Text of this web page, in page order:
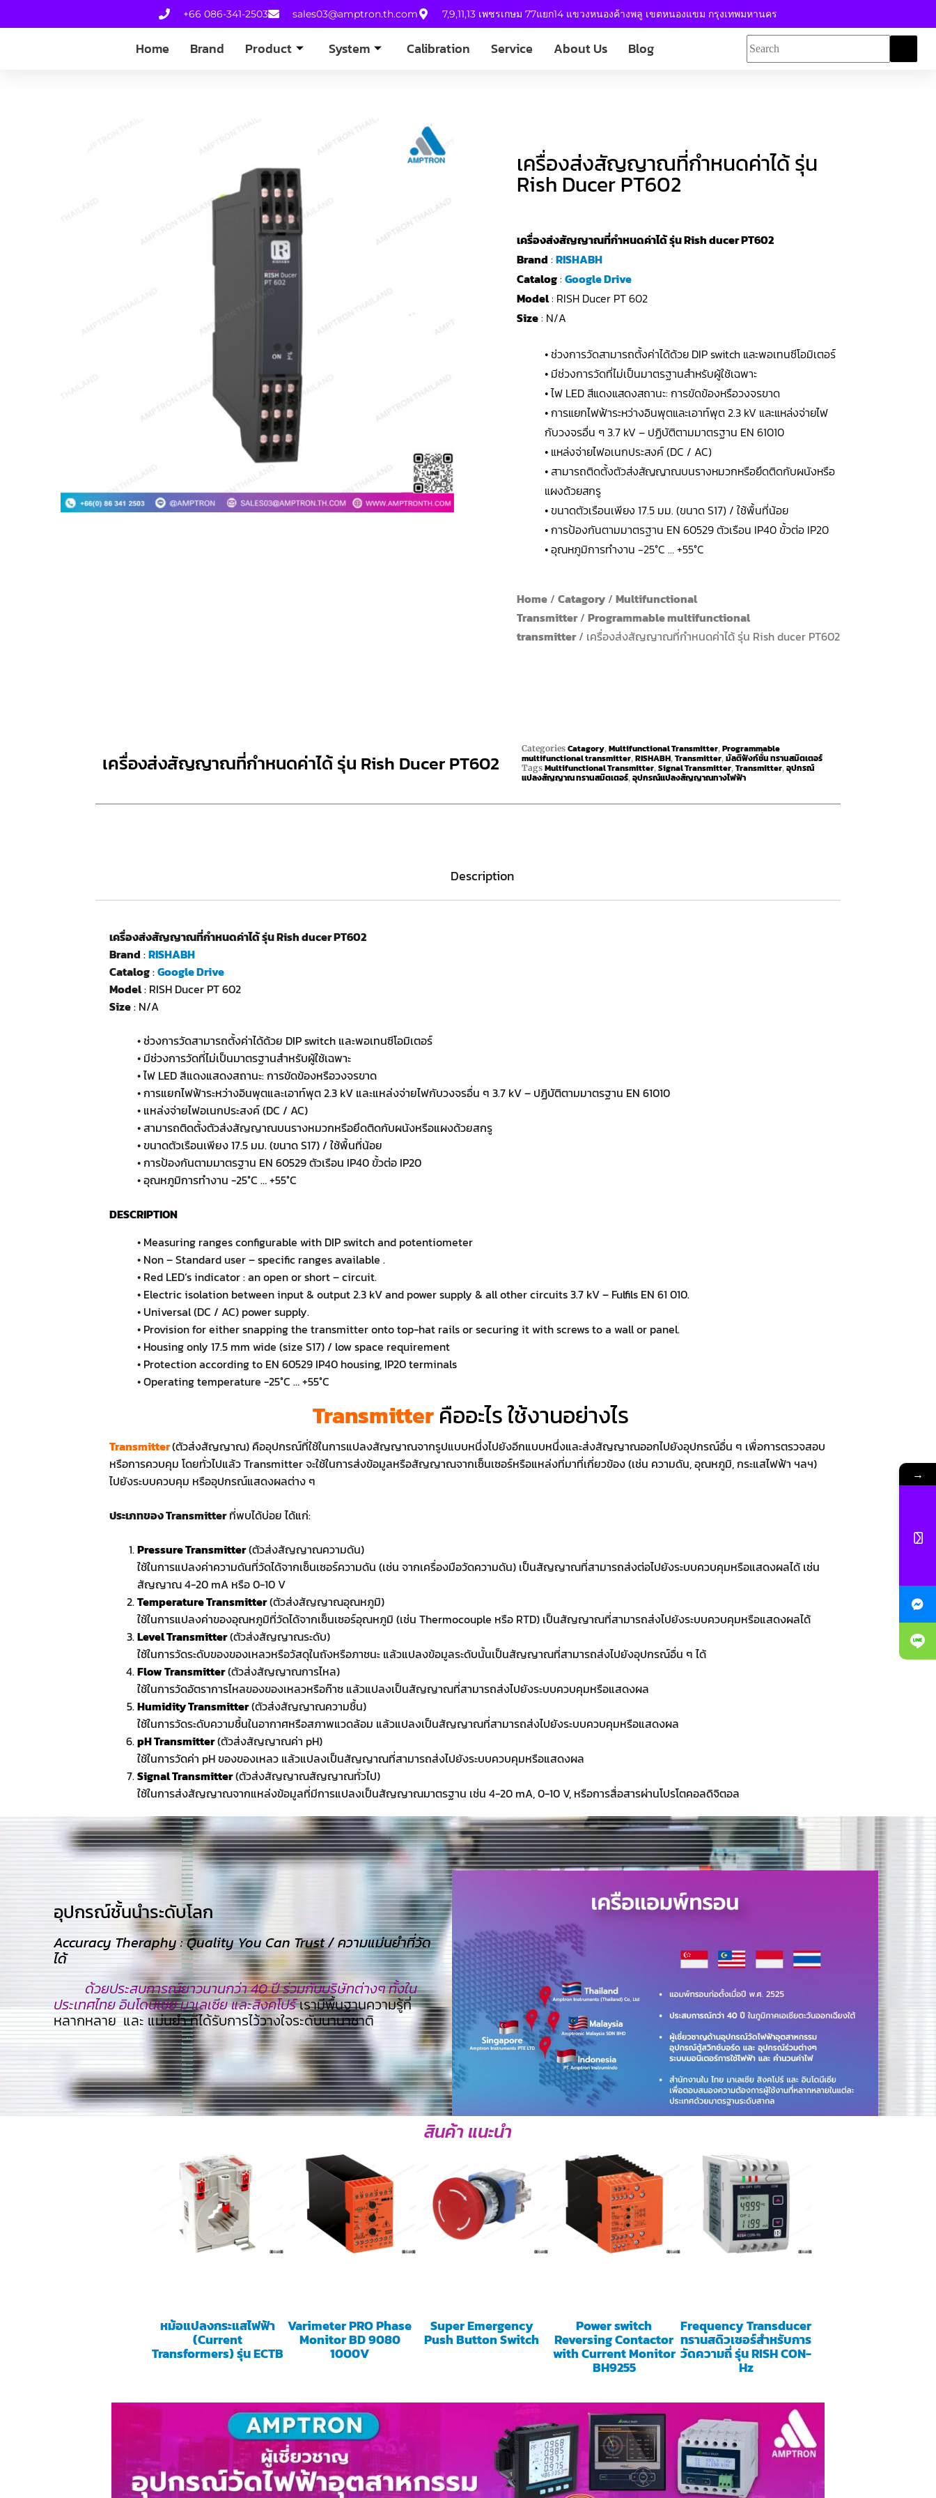
+66 086-341-2503 sales03@amptron.th.com 7,9,11,13 เพชรเกษม 77แยก14 แขวงหนองค้างพลู เขตหนองแขม กรุงเทพมหานคร
Home Brand Product System Calibration Service About Us Blog
เครื่องส่งสัญญาณที่กำหนดค่าได้ รุ่น
Rish Ducer PT602
เครื่องส่งสัญญาณที่กำหนดค่าได้ รุ่น Rish ducer PT602
Brand : RISHABH
Catalog: Google Drive
Model: RISH Ducer PT 602
Size: N/A
• ช่วงการวัดสามารถตั้งค่าได้ด้วย DIP switch และพอเทนซีโอมิเตอร์
• มีช่วงการวัดที่ไม่เป็นมาตรฐานสำหรับผู้ใช้เฉพาะ
• ไฟ LED สีแดงแสดงสถานะ: การขัดข้องหรือวงจรขาด
• การแยกไฟฟ้าระหว่างอินพุตและเอาท์พุต 2.3 kV และแหล่งจ่ายไฟ
กับวงจรอื่น ๆ 3.7 kV – ปฏิบัติตามมาตรฐาน EN 61010
• แหล่งจ่ายไฟอเนกประสงค์ (DC / AC)
• สามารถติดตั้งตัวส่งสัญญาณบนรางหมวกหรือยึดติดกับผนังหรือ
แผงด้วยสกรู
• ขนาดตัวเรือนเพียง 17.5 มม. (ขนาด S17) / ใช้พื้นที่น้อย
• การป้องกันตามมาตรฐาน EN 60529 ตัวเรือน IP40 ขั้วต่อ IP20
• อุณหภูมิการทำงาน -25°C … +55°C
Home / Catagory / Multifunctional
Transmitter/ Programmable multifunctional
transmitter/ เครื่องส่งสัญญาณที่กำหนดค่าได้ รุ่น Rish ducer PT602
เครื่องส่งสัญญาณที่กำหนดค่าได้ รุ่น Rish Ducer PT602
Categories Catagory,Multifunctional Transmitter,Programmable
multifunctional transmitter,RISHABH,Transmitter,มัลติฟังก์ชั่น ทรานสมิตเตอร์
Tags Multifunctional Transmitter,Signal Transmitter,Transmitter,อุปกรณ์
แปลงสัญญาณ ทรานสมิตเตอร์,อุปกรณ์แปลงสัญญาณทางไฟฟ้า
Description
เครื่องส่งสัญญาณที่กำหนดค่าได้ รุ่น Rish ducer PT602
Brand :RISHABH
Catalog:Google Drive
Model: RISH Ducer PT 602
Size: N/A
• ช่วงการวัดสามารถตั้งค่าได้ด้วย DIP switch และพอเทนซีโอมิเตอร์
• มีช่วงการวัดที่ไม่เป็นมาตรฐานสำหรับผู้ใช้เฉพาะ
• ไฟ LED สีแดงแสดงสถานะ: การขัดข้องหรือวงจรขาด
• การแยกไฟฟ้าระหว่างอินพุตและเอาท์พุต 2.3 kV และแหล่งจ่ายไฟกับวงจรอื่น ๆ 3.7 kV – ปฏิบัติตามมาตรฐาน EN 61010
• แหล่งจ่ายไฟอเนกประสงค์ (DC / AC)
• สามารถติดตั้งตัวส่งสัญญาณบนรางหมวกหรือยึดติดกับผนังหรือแผงด้วยสกรู
• ขนาดตัวเรือนเพียง 17.5 มม. (ขนาด S17) / ใช้พื้นที่น้อย
• การป้องกันตามมาตรฐาน EN 60529 ตัวเรือน IP40 ขั้วต่อ IP20
• อุณหภูมิการทำงาน -25°C … +55°C
DESCRIPTION
• Measuring ranges configurable with DIP switch and potentiometer
• Non – Standard user – specific ranges available .
• Red LED’s indicator : an open or short – circuit.
• Electric isolation between input & output 2.3 kV and power supply & all other circuits 3.7 kV – Fulfils EN 61 010.
• Universal (DC / AC) power supply.
• Provision for either snapping the transmitter onto top-hat rails or securing it with screws to a wall or panel.
• Housing only 17.5 mm wide (size S17) / low space requirement
• Protection according to EN 60529 IP40 housing, IP20 terminals
• Operating temperature -25°C … +55°C
Transmitterคืออะไร ใช้งานอย่างไร
Transmitter(ตัวส่งสัญญาณ) คืออุปกรณ์ที่ใช้ในการแปลงสัญญาณจากรูปแบบหนึ่งไปยังอีกแบบหนึ่งและส่งสัญญาณออกไปยังอุปกรณ์อื่น ๆ เพื่อการตรวจสอบ
หรือการควบคุม โดยทั่วไปแล้ว Transmitter จะใช้ในการส่งข้อมูลหรือสัญญาณจากเซ็นเซอร์หรือแหล่งที่มาที่เกี่ยวข้อง (เช่น ความดัน, อุณหภูมิ, กระแสไฟฟ้า ฯลฯ)
ไปยังระบบควบคุม หรืออุปกรณ์แสดงผลต่าง ๆ
ประเภทของ Transmitterที่พบได้บ่อย ได้แก่:
Pressure Transmitter(ตัวส่งสัญญาณความดัน)
ใช้ในการแปลงค่าความดันที่วัดได้จากเซ็นเซอร์ความดัน (เช่น จากเครื่องมือวัดความดัน) เป็นสัญญาณที่สามารถส่งต่อไปยังระบบควบคุมหรือแสดงผลได้ เช่น
สัญญาณ 4-20 mA หรือ 0-10 V
Temperature Transmitter(ตัวส่งสัญญาณอุณหภูมิ)
ใช้ในการแปลงค่าของอุณหภูมิที่วัดได้จากเซ็นเซอร์อุณหภูมิ (เช่น Thermocouple หรือ RTD) เป็นสัญญาณที่สามารถส่งไปยังระบบควบคุมหรือแสดงผลได้
Level Transmitter(ตัวส่งสัญญาณระดับ)
ใช้ในการวัดระดับของของเหลวหรือวัสดุในถังหรือภาชนะ แล้วแปลงข้อมูลระดับนั้นเป็นสัญญาณที่สามารถส่งไปยังอุปกรณ์อื่น ๆ ได้
Flow Transmitter(ตัวส่งสัญญาณการไหล)
ใช้ในการวัดอัตราการไหลของของเหลวหรือก๊าซ แล้วแปลงเป็นสัญญาณที่สามารถส่งไปยังระบบควบคุมหรือแสดงผล
Humidity Transmitter(ตัวส่งสัญญาณความชื้น)
ใช้ในการวัดระดับความชื้นในอากาศหรือสภาพแวดล้อม แล้วแปลงเป็นสัญญาณที่สามารถส่งไปยังระบบควบคุมหรือแสดงผล
pH Transmitter(ตัวส่งสัญญาณค่า pH)
ใช้ในการวัดค่า pH ของของเหลว แล้วแปลงเป็นสัญญาณที่สามารถส่งไปยังระบบควบคุมหรือแสดงผล
Signal Transmitter(ตัวส่งสัญญาณสัญญาณทั่วไป)
ใช้ในการส่งสัญญาณจากแหล่งข้อมูลที่มีการแปลงเป็นสัญญาณมาตรฐาน เช่น 4-20 mA, 0-10 V, หรือการสื่อสารผ่านโปรโตคอลดิจิตอล
อุปกรณ์ชั้นนำระดับโลก​
Accuracy Theraphy : Quality You Can Trust / ความแม่นยำที่วัด
ได้
ด้วยประสบการณ์ยาวนานกว่า 40 ปี ร่วมกับบริษัทต่างๆ ทั้งใน
ประเทศไทย อินโดนีเซีย มาเลเซีย และสิงคโปร์เรามีพื้นฐานความรู้ที่
หลากหลาย และ แม่นยำ ทีไ่ด้รับการไว้วางใจระดับนานาชาติ
สินค้า แนะนำ
หม้อแปลงกระแสไฟฟ้า
(Current
Transformers) รุ่น ECTB
Varimeter PRO Phase
Monitor BD 9080
1000V
Super Emergency
Push Button Switch
Power switch
Reversing Contactor
with Current Monitor
BH9255
Frequency Transducer
ทรานสดิวเซอร์สำหรับการ
วัดความถี่ รุ่น RISH CON-
Hz
→